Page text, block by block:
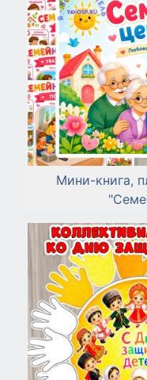
Мини-книга,